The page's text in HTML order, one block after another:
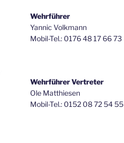
Wehrführer
Yannic Volkmann
Mobil-Tel.: 0176 48 17 66 73
Wehrführer Vertreter
Ole Matthiesen
Mobil-Tel.: 0152 08 72 54 55